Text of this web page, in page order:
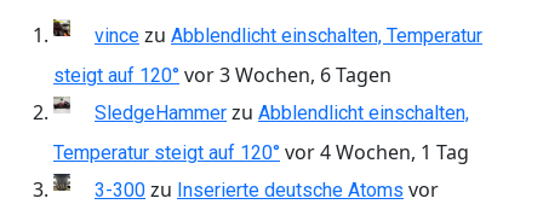
vince zu Abblendlicht einschalten, Temperatur
steigt auf 120° vor 3 Wochen, 6 Tagen
SledgeHammer zu Abblendlicht einschalten,
Temperatur steigt auf 120° vor 4 Wochen, 1 Tag
3-300 zu Inserierte deutsche Atoms vor